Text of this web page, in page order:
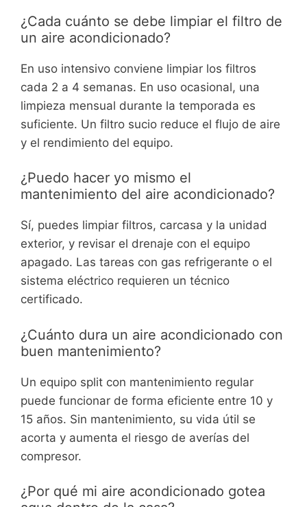
¿Cada cuánto se debe limpiar el filtro de
un aire acondicionado?
En uso intensivo conviene limpiar los filtros
cada 2 a 4 semanas. En uso ocasional, una
limpieza mensual durante la temporada es
suficiente. Un filtro sucio reduce el flujo de aire
y el rendimiento del equipo.
¿Puedo hacer yo mismo el
mantenimiento del aire acondicionado?
Sí, puedes limpiar filtros, carcasa y la unidad
exterior, y revisar el drenaje con el equipo
apagado. Las tareas con gas refrigerante o el
sistema eléctrico requieren un técnico
certificado.
¿Cuánto dura un aire acondicionado con
buen mantenimiento?
Un equipo split con mantenimiento regular
puede funcionar de forma eficiente entre 10 y
15 años. Sin mantenimiento, su vida útil se
acorta y aumenta el riesgo de averías del
compresor.
¿Por qué mi aire acondicionado gotea